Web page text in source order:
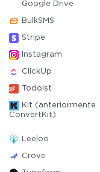
Google Drive
BulkSMS
Stripe
Instagram
ClickUp
Todoist
Kit (anteriormente
ConvertKit)
Leeloo
Crove